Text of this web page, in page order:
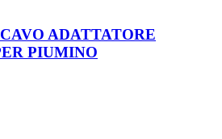
ADATTATORE
PIUMINO